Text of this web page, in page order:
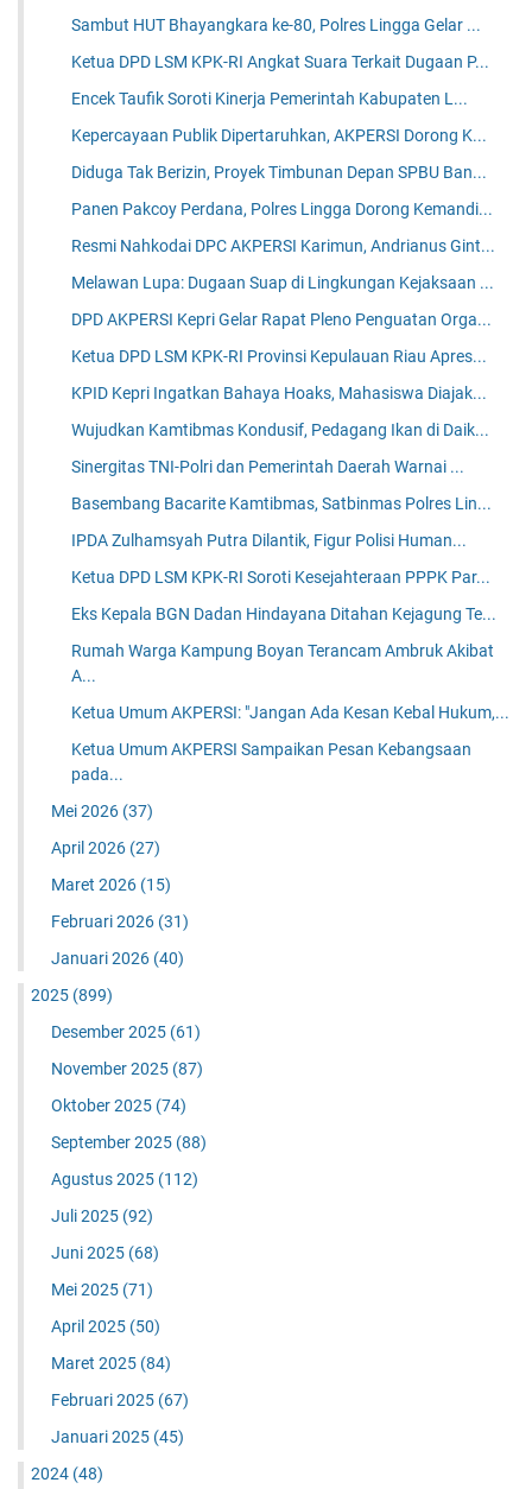
Sambut HUT Bhayangkara ke-80, Polres Lingga Gelar ...
Ketua DPD LSM KPK-RI Angkat Suara Terkait Dugaan P...
Encek Taufik Soroti Kinerja Pemerintah Kabupaten L...
Kepercayaan Publik Dipertaruhkan, AKPERSI Dorong K...
Diduga Tak Berizin, Proyek Timbunan Depan SPBU Ban...
Panen Pakcoy Perdana, Polres Lingga Dorong Kemandi...
Resmi Nahkodai DPC AKPERSI Karimun, Andrianus Gint...
Melawan Lupa: Dugaan Suap di Lingkungan Kejaksaan ...
DPD AKPERSI Kepri Gelar Rapat Pleno Penguatan Orga...
Ketua DPD LSM KPK-RI Provinsi Kepulauan Riau Apres...
KPID Kepri Ingatkan Bahaya Hoaks, Mahasiswa Diajak...
Wujudkan Kamtibmas Kondusif, Pedagang Ikan di Daik...
Sinergitas TNI-Polri dan Pemerintah Daerah Warnai ...
Basembang Bacarite Kamtibmas, Satbinmas Polres Lin...
IPDA Zulhamsyah Putra Dilantik, Figur Polisi Human...
Ketua DPD LSM KPK-RI Soroti Kesejahteraan PPPK Par...
Eks Kepala BGN Dadan Hindayana Ditahan Kejagung Te...
Rumah Warga Kampung Boyan Terancam Ambruk Akibat
A...
Ketua Umum AKPERSI: "Jangan Ada Kesan Kebal Hukum,...
Ketua Umum AKPERSI Sampaikan Pesan Kebangsaan
pada...
Mei 2026 (37)
April 2026 (27)
Maret 2026 (15)
Februari 2026 (31)
Januari 2026 (40)
2025 (899)
Desember 2025 (61)
November 2025 (87)
Oktober 2025 (74)
September 2025 (88)
Agustus 2025 (112)
Juli 2025 (92)
Juni 2025 (68)
Mei 2025 (71)
April 2025 (50)
Maret 2025 (84)
Februari 2025 (67)
Januari 2025 (45)
2024 (48)